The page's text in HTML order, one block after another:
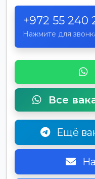
+972 55 240
Нажмите для
Все
Ещё